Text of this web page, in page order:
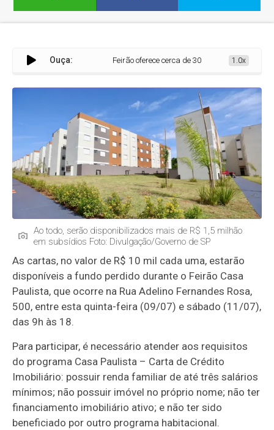
Ouça: Feirão oferece cerca de 30 cartas de crédito
1.0x
Ao todo, serão disponibilizados mais de R$ 1,5 milhão
em subsídios Foto: Divulgação/Governo de SP
As cartas, no valor de R$ 10 mil cada uma, estarão
disponíveis a fundo perdido durante o Feirão Casa
Paulista, que ocorre na Rua Adelino Fernandes Rosa,
500, entre esta quinta-feira (09/07) e sábado (11/07),
das 9h às 18.
Para participar, é necessário atender aos requisitos
do programa Casa Paulista – Carta de Crédito
Imobiliário: possuir renda familiar de até três salários
mínimos; não possuir imóvel no próprio nome; não ter
financiamento imobiliário ativo; e não ter sido
beneficiado por outro programa habitacional.